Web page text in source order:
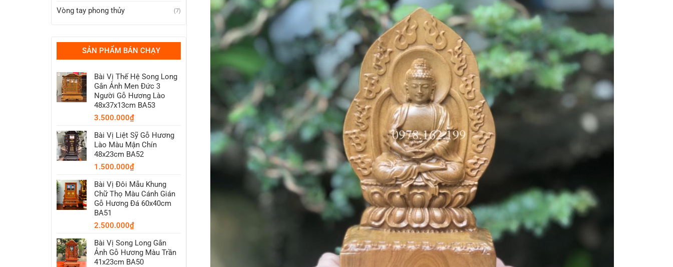
Vòng tay phong thủy (7)
SẢN PHẨM BÁN CHẠY
Bài Vị Thế Hệ Song Long
Gắn Ảnh Men Đức 3
Người Gỗ Hương Lào
48x37x13cm BA53
3.500.000₫
Bài Vị Liệt Sỹ Gỗ Hương
Lào Màu Mận Chín
48x23cm BA52
1.500.000₫
Bài Vị Đôi Mẫu Khung
Chữ Thọ Màu Cánh Gián
Gỗ Hương Đá 60x40cm
BA51
2.500.000₫
Bài Vị Song Long Gắn
Ảnh Gỗ Hương Màu Trần
41x23cm BA50